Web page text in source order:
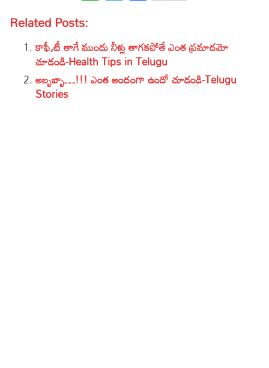
Related Posts:
కాఫీ,టీ తాగే ముందు నీళ్లు తాగకపోతే ఎంత ప్రమాదమో
చూడండి-Health Tips in Telugu
అబ్బబ్బా…!!! ఎంత అందంగా ఉందో చూడండి-Telugu
Stories